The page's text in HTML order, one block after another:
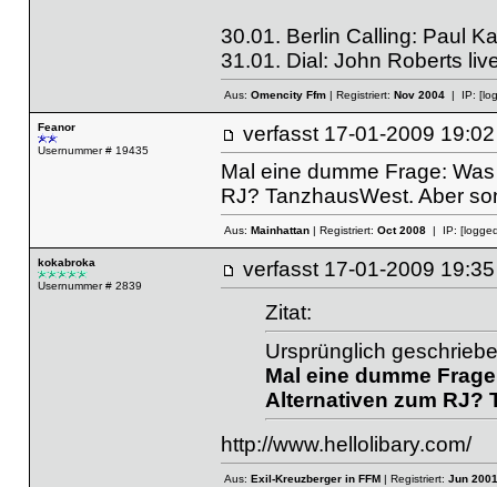
30.01. Berlin Calling: Paul
31.01. Dial: John Roberts
Aus: Omencity Ffm| Registriert: Nov 2004| IP:
Feanor
Usernummer # 19435
verfasst 17-01-2009
Mal eine dumme Frage:
RJ? TanzhausWest. Aber
Aus: Mainhattan| Registriert: Oct 2008| IP:
kokabroka
Usernummer # 2839
verfasst 17-01-2009
Zitat:
Ursprünglich
Mal eine dumme
Alternativen zum RJ?
http://www.hellolibary.com/
Aus: Exil-Kreuzberger in FFM| Registriert: Jun 2001